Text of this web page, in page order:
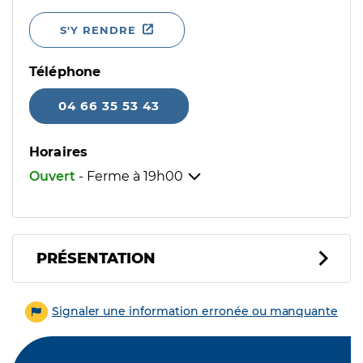
S'Y RENDRE
Téléphone
04 66 35 53 43
Horaires
Ouvert - Ferme à 19h00
PRÉSENTATION
Signaler une information erronée ou manquante